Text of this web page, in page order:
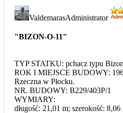
ValdemarasAdministrator
"BIZON-O-11"
TYP STATKU: pchacz typu
ROK I MIEJSCE BUDOWY:
Rzeczna w Płocku.
NR. BUDOWY: B229/403P/1
WYMIARY:
długość: 21,01 m; szerokość: